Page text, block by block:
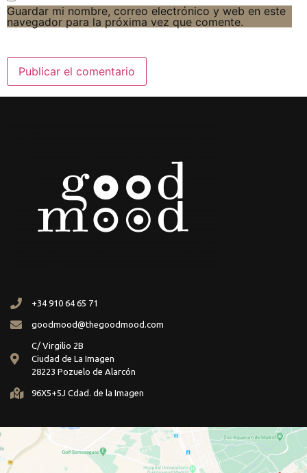
Guardar mi nombre, correo electrónico y web en este
navegador para la próxima vez que comente.
+34 910 64 65 71
goodmood@thegoodmood.com
C/ Virgilio 2B
Ciudad de La Imagen
28223 Pozuelo de Alarcón
96X5+5J Cdad. de la Imagen